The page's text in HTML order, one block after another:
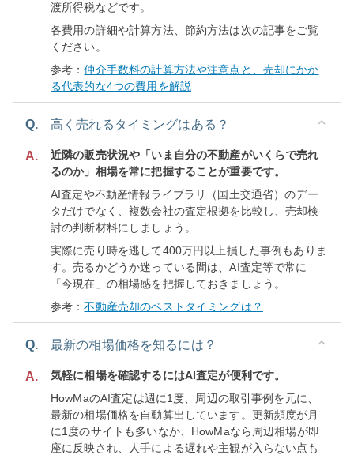
渡所得税などです。
各費用の詳細や計算方法、節約方法は次の記事をご覧
ください。
参考：仲介手数料の計算方法や注意点と、売却にかか
る代表的な4つの費用を解説
Q. 高く売れるタイミングはある？
A.
近隣の販売状況や「いま自分の不動産がいくらで売れ
るのか」相場を常に把握することが重要です。
AI査定や不動産情報ライブラリ（国土交通省）のデー
タだけでなく、複数会社の査定根拠を比較し、売却検
討の判断材料にしましょう。
実際に売り時を逃して400万円以上損した事例もありま
す。売るかどうか迷っている間は、AI査定等で常に
「今現在」の相場感を把握しておきましょう。
参考：不動産売却のベストタイミングは？
Q. 最新の相場価格を知るには？
A.
気軽に相場を確認するにはAI査定が便利です。
HowMaのAI査定は週に1度、周辺の取引事例を元に、
最新の相場価格を自動算出しています。更新頻度が月
に1度のサイトも多いなか、HowMaなら周辺相場が即
座に反映され、人手による遅れや主観が入らない点も